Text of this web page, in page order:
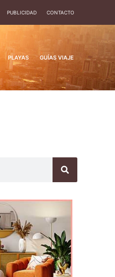
PUBLICIDAD CONTACTO
PLAYAS GUÍAS VIAJE